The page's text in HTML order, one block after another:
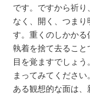
です。ですから祈
なく、開く、つま
す。重くのしかかる
執着を捨て去るこ
目を覚ますでしょ
まってみてくださ
ある観想的な面は